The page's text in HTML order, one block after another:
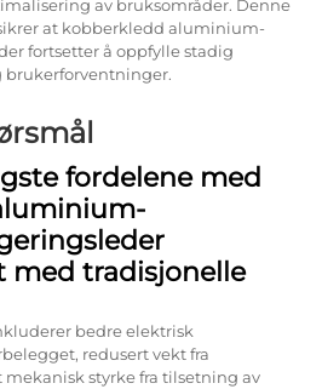
av bruksområder. Denne
at kobberkledd aluminium-
fortsetter å oppfylle stadig
brukerforventninger.
fordelene med
med tradisjonelle
bedre elektrisk
redusert vekt fra
styrke fra tilsetning av